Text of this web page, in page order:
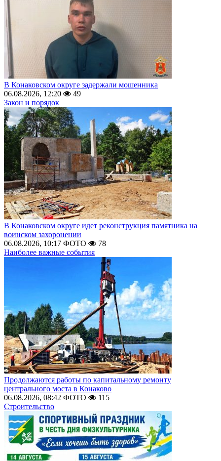
В Конаковском округе задержали мошенника
06.08.2026, 12:20
49
Закон и порядок
В Конаковском округе идет реконструкция памятника на
воинском захоронении
06.08.2026, 10:17 ФОТО
78
Наиболее важные события
Продолжаются работы по капитальному ремонту
центрального моста в Конаково
06.08.2026, 08:42 ФОТО
115
Строительство